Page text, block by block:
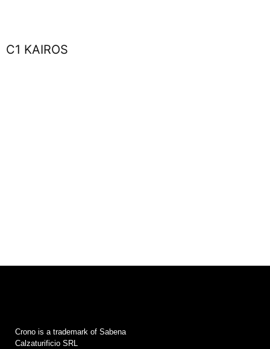
C1 KAIROS
Crono is a trademark of Sabena
Calzaturificio SRL